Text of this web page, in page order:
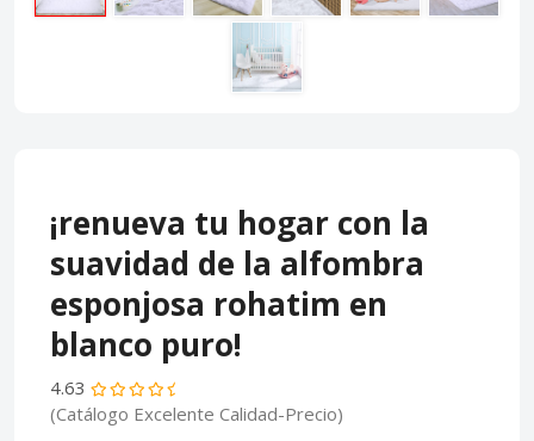
¡renueva tu hogar con la
suavidad de la alfombra
esponjosa rohatim en
blanco puro!
4.63
(Catálogo Excelente Calidad-Precio)